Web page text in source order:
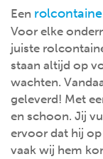
Een
Voor elke
juiste
staan altijd op
wachten.
geleverd! Met
en schoon. Jij
ervoor dat hij
vaak wij hem